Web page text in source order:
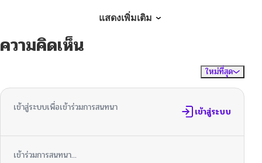
ตอนที่ 5
11/16/2024
ตอนที่ 3 11/29/2024
แสดงเพิ่มเติม
ความคิดเห็น
ใหม่ที่สุด
เข้าสู่ระบบเพื่อเข้าร่วมการสนทนา เข้าสู่ระบบ
เข้าร่วมการสนทนา...